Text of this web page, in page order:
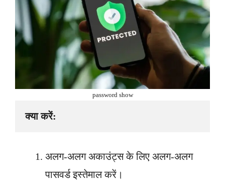
password show
क्या करें:
अलग-अलग अकाउंट्स के लिए अलग-अलग
पासवर्ड इस्तेमाल करें।